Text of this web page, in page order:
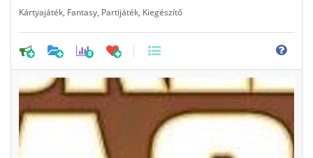
Kártyajáték Fantasy Partijáték Kiegészítő
0